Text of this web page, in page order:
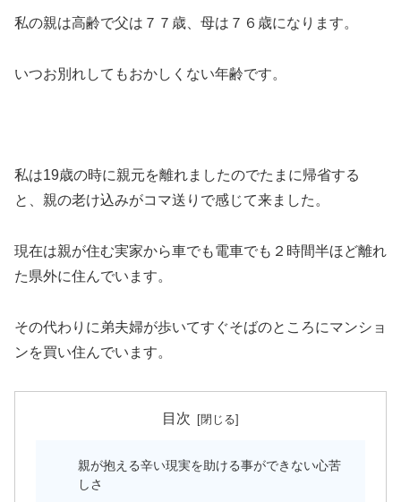
私の親は高齢で父は７７歳、母は７６歳になります。
いつお別れしてもおかしくない年齢です。
私は19歳の時に親元を離れましたのでたまに帰省する
と、親の老け込みがコマ送りで感じて来ました。
現在は親が住む実家から車でも電車でも２時間半ほど離れ
た県外に住んでいます。
その代わりに弟夫婦が歩いてすぐそばのところにマンショ
ンを買い住んでいます。
目次
親が抱える辛い現実を助ける事ができない心苦
しさ